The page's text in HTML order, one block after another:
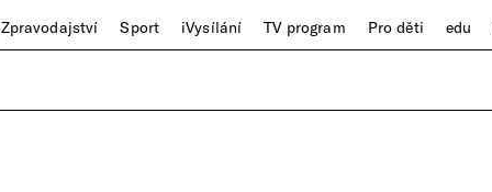
Zpravodajství Sport iVysílání TV program Pro děti edu